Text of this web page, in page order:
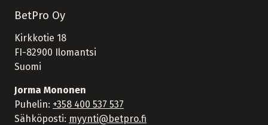
BetPro Oy
Kirkkotie 18
FI-82900 Ilomantsi
Suomi
Jorma Mononen
Puhelin: +358 400 537 537
Sähköposti: myynti@betpro.fi